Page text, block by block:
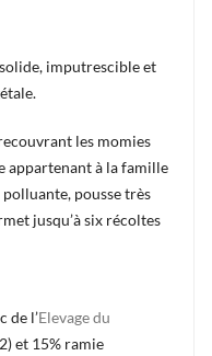
imputrescible et
les momies
appartenant à la famille
pousse très
jusqu’à six récoltes
de l’Elevage du
et 15% ramie